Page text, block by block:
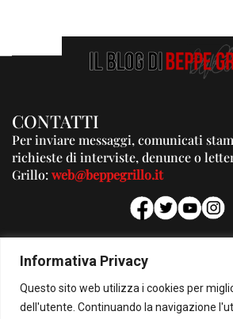
Informativa Privacy
Questo sito web utilizza i cookies per
dell'utente. Continuando la navigazione
CONTATTI
Per inviare messaggi, comunicati
richieste di interviste, denunce o
Grillo:web@beppegrillo.it
Per la tua